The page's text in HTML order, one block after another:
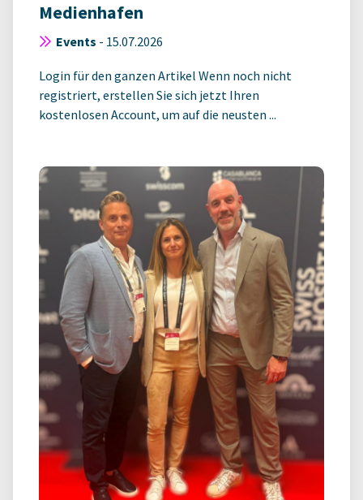
Medienhafen
Events - 15.07.2026
Login für den ganzen Artikel Wenn noch nicht
registriert, erstellen Sie sich jetzt Ihren
kostenlosen Account, um auf die neusten ...